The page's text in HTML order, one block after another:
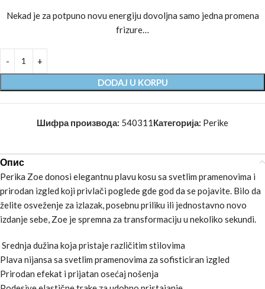
Nekad je za potpuno novu energiju dovoljna samo jedna promena
frizure…
DODAJ U KORPU
Шифра производа: 540311Категорија: Perike
Опис
Perika Zoe donosi elegantnu plavu kosu sa svetlim pramenovima i
prirodan izgled koji privlači poglede gde god da se pojavite. Bilo da
želite osveženje za izlazak, posebnu priliku ili jednostavno novo
izdanje sebe, Zoe je spremna za transformaciju u nekoliko sekundi.
Srednja dužina koja pristaje različitim stilovima
Plava nijansa sa svetlim pramenovima za sofisticiran izgled
Prirodan efekat i prijatan osećaj nošenja